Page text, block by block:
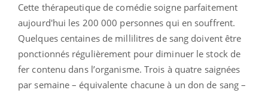
Cette thérapeutique de comédie soigne parfaitement
aujourd'hui les 200 000 personnes qui en souffrent.
Quelques centaines de millilitres de sang doivent être
ponctionnés régulièrement pour diminuer le stock de
fer contenu dans l’organisme. Trois à quatre saignées
par semaine – équivalente chacune à un don de sang –